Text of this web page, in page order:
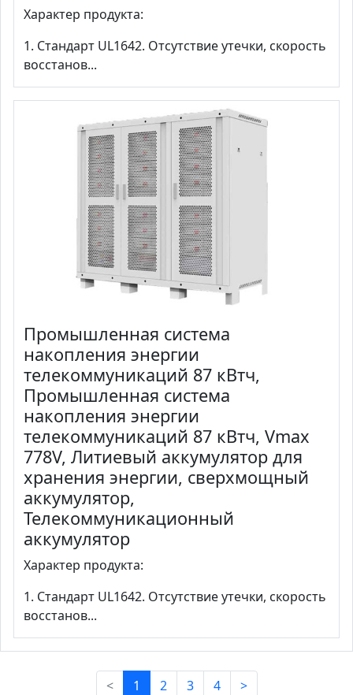
Характер продукта:
1. Стандарт UL1642. Отсутствие утечки, скорость
восстанов...
Промышленная система
накопления энергии
телекоммуникаций 87 кВтч,
Промышленная система
накопления энергии
телекоммуникаций 87 кВтч, Vmax
778V, Литиевый аккумулятор для
хранения энергии, сверхмощный
аккумулятор,
Телекоммуникационный
аккумулятор
Характер продукта:
1. Стандарт UL1642. Отсутствие утечки, скорость
восстанов...
< 1 2 3 4 >